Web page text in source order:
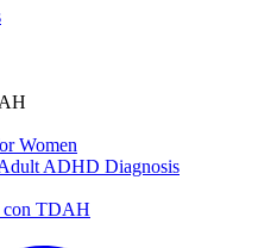
Women
ADHD Diagnosis
con TDAH